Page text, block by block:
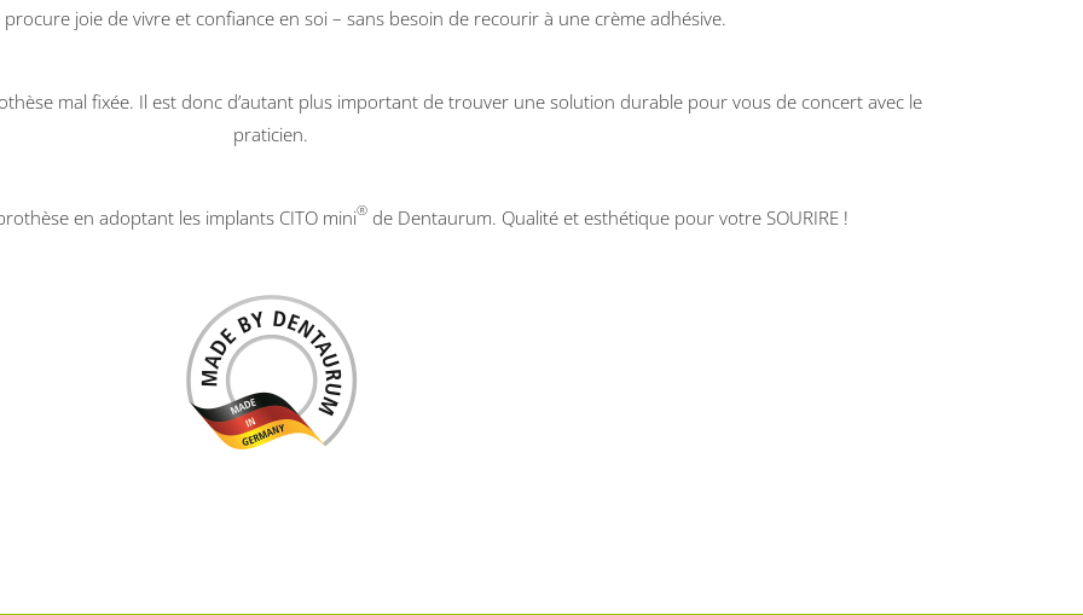
procure joie de vivre et confiance en soi – sans besoin de recourir à une crème adhésive.
mal fixée. Il est donc d’autant plus important de trouver une solution durable pour vous de concert avec le
praticien.
en adoptant les implants CITO mini® de Dentaurum. Qualité et esthétique pour votre SOURIRE !